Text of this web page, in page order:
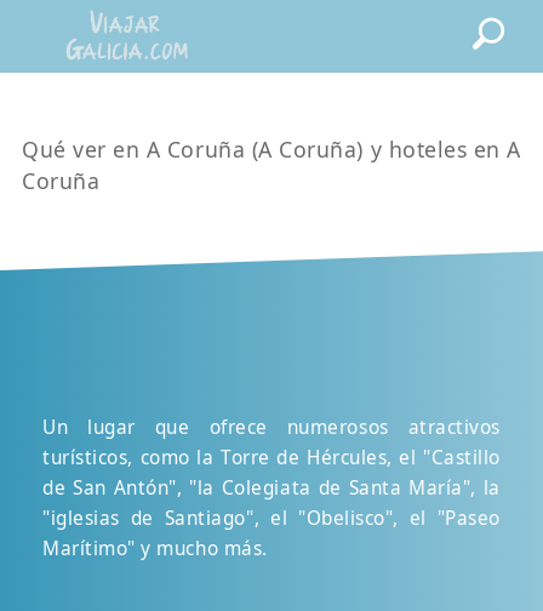
Qué ver en A Coruña (A Coruña) y hoteles en A
Coruña
Un lugar que ofrece numerosos atractivos
turísticos, como la Torre de Hércules, el "Castillo
de San Antón", "la Colegiata de Santa María", la
"iglesias de Santiago", el "Obelisco", el "Paseo
Marítimo" y mucho más.